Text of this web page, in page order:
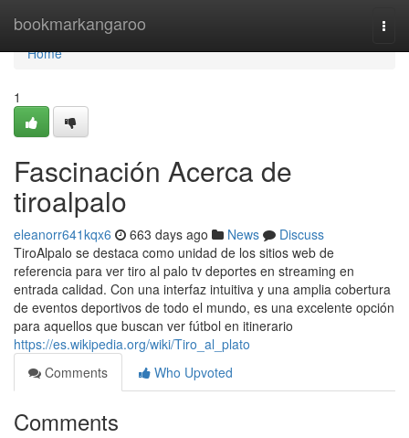
bookmarkangaroo
Home
Home
1
Fascinación Acerca de
tiroalpalo
eleanorr641kqx6 663 days ago News
Discuss
TiroAlpalo se destaca como unidad de los sitios web de
referencia para ver tiro al palo tv deportes en streaming en
entrada calidad. Con una interfaz intuitiva y una amplia cobertura
de eventos deportivos de todo el mundo, es una excelente opción
para aquellos que buscan ver fútbol en itinerario
https://es.wikipedia.org/wiki/Tiro_al_plato
Comments
Who Upvoted
Comments